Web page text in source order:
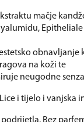
mačje
obnavljanje
na koži te
neugodne
i tijelo i vanjska